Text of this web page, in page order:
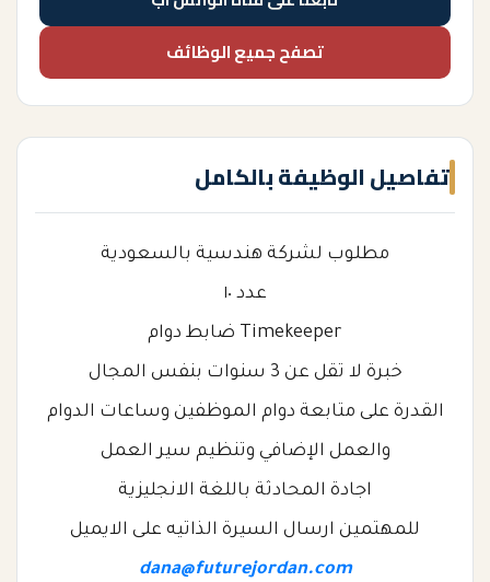
تصفح جميع الوظائف
تفاصيل الوظيفة بالكامل
مطلوب لشركة هندسية بالسعودية
عدد ١٠
Timekeeper ضابط دوام
خبرة لا تقل عن 3 سنوات بنفس المجال
القدرة على متابعة دوام الموظفين وساعات الدوام
والعمل الإضافي وتنظيم سير العمل
اجادة المحادثة باللغة الانجليزية
للمهتمين ارسال السيرة الذاتيه على الايميل
dana@futurejordan.com